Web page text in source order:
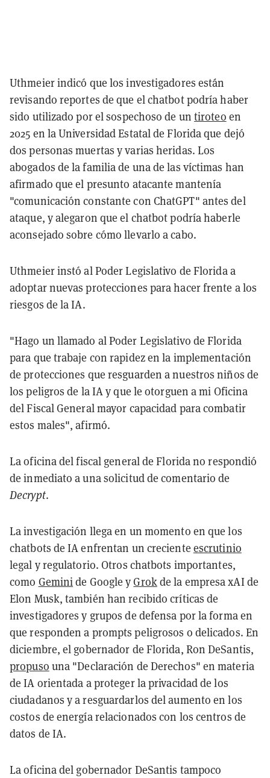
Uthmeier indicó que los investigadores están
revisando reportes de que el chatbot podría haber
sido utilizado por el sospechoso de un tiroteo en
2025 en la Universidad Estatal de Florida que dejó
dos personas muertas y varias heridas. Los
abogados de la familia de una de las víctimas han
afirmado que el presunto atacante mantenía
"comunicación constante con ChatGPT" antes del
ataque, y alegaron que el chatbot podría haberle
aconsejado sobre cómo llevarlo a cabo.
Uthmeier instó al Poder Legislativo de Florida a
adoptar nuevas protecciones para hacer frente a los
riesgos de la IA.
"Hago un llamado al Poder Legislativo de Florida
para que trabaje con rapidez en la implementación
de protecciones que resguarden a nuestros niños de
los peligros de la IA y que le otorguen a mi Oficina
del Fiscal General mayor capacidad para combatir
estos males", afirmó.
La oficina del fiscal general de Florida no respondió
de inmediato a una solicitud de comentario de
Decrypt.
La investigación llega en un momento en que los
chatbots de IA enfrentan un creciente escrutinio
legal y regulatorio. Otros chatbots importantes,
como Geminide Google yGrokde la empresa xAI de
Elon Musk, también han recibido críticas de
investigadores y grupos de defensa por la forma en
que responden a prompts peligrosos o delicados. En
diciembre, el gobernador de Florida, Ron DeSantis,
propuso una "Declaración de Derechos" en materia
de IA orientada a proteger la privacidad de los
ciudadanos y a resguardarlos del aumento en los
costos de energía relacionados con los centros de
datos de IA.
La oficina del gobernador DeSantis tampoco